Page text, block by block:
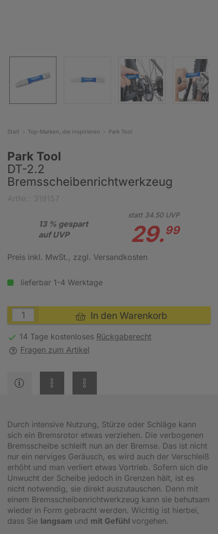
Start Top-Marken, die inspirieren Park Tool
Park Tool
DT-2.2
Bremsscheibenrichtwerkzeug
13 % gespart
auf UVP
statt 34.50UVP
29.99
Preis inkl. MwSt., zzgl. Versandkosten
lieferbar 1-4 Werktage
In den Warenkorb
14 Tage kostenloses Rückgaberecht
Fragen zum Artikel
Durch intensive Nutzung, Stürze oder Schläge kann
sich ein Bremsrotor etwas verziehen. Die verbogenen
Bremsscheibe schleift nun an der Bremse. Das ist nicht
nur ein nerviges Geräusch, es wird auch der Verschleiß
erhöht und man verliert etwas Vortrieb. Sofern sich die
Unwucht der Scheibe jedoch in Grenzen hält, ist es
nicht notwendig, sie direkt auszutauschen. Denn mit
einem Bremsscheibenrichtwerkzeug kann sie behutsam
wieder in Form gebracht werden. Wichtig ist hierbei,
dass Sie langsam und mit Gefühl vorgehen.